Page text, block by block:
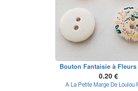
Bouton Fantaisie à Fleurs
0.20 €
A La Petite Marge De Loulou